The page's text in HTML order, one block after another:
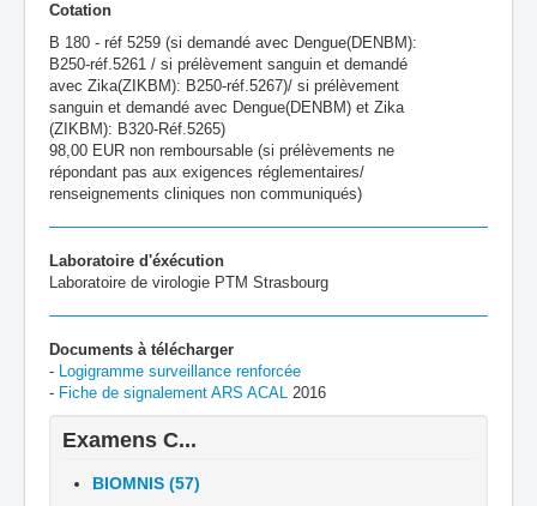
Cotation
B 180 - réf 5259 (si demandé avec Dengue(DENBM):
B250-réf.5261 / si prélèvement sanguin et demandé
avec Zika(ZIKBM): B250-réf.5267)/ si prélèvement
sanguin et demandé avec Dengue(DENBM) et Zika
(ZIKBM): B320-Réf.5265)
98,00 EUR non remboursable (si prélèvements ne
répondant pas aux exigences réglementaires/
renseignements cliniques non communiqués)
Laboratoire d'éxécution
Laboratoire de virologie PTM Strasbourg
Documents à télécharger
- Logigramme surveillance renforcée
- Fiche de signalement ARS ACAL 2016
Examens C...
BIOMNIS (57)